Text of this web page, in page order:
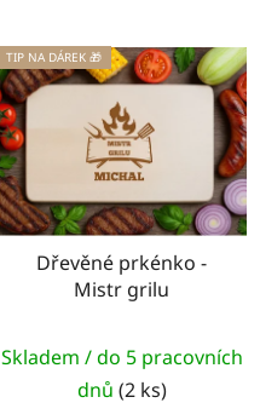
TIP NA DÁREK 🎁
Dřevěné prkénko -
Mistr grilu
Skladem / do 5 pracovních
dnů (2 ks)